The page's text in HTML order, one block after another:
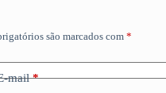
são marcados com*
mail*